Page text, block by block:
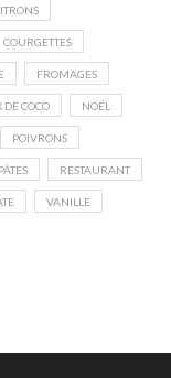
COURGETTES
FROMAGES
DE COCO NOËL
POIVRONS
PÂTES RESTAURANT
VANILLE